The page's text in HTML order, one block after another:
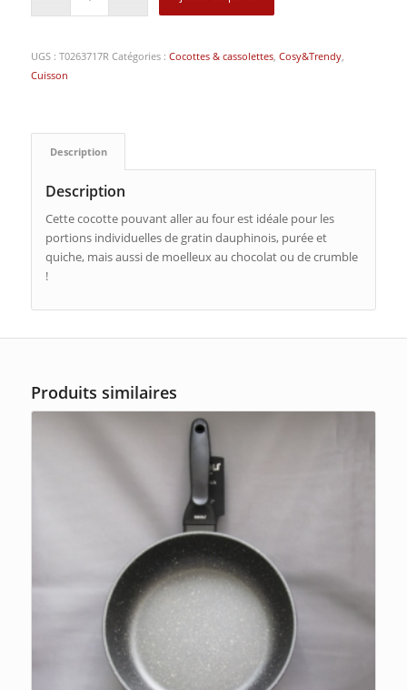
UGS : T0263717R Catégories : Cocottes & cassolettes, Cosy&Trendy,
Cuisson
Description
Description
Cette cocotte pouvant aller au four est idéale pour les
portions individuelles de gratin dauphinois, purée et
quiche, mais aussi de moelleux au chocolat ou de crumble
!
Produits similaires